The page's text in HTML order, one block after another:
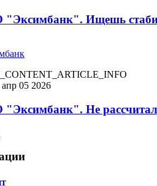
Ищешь
апр 05 2026
Не